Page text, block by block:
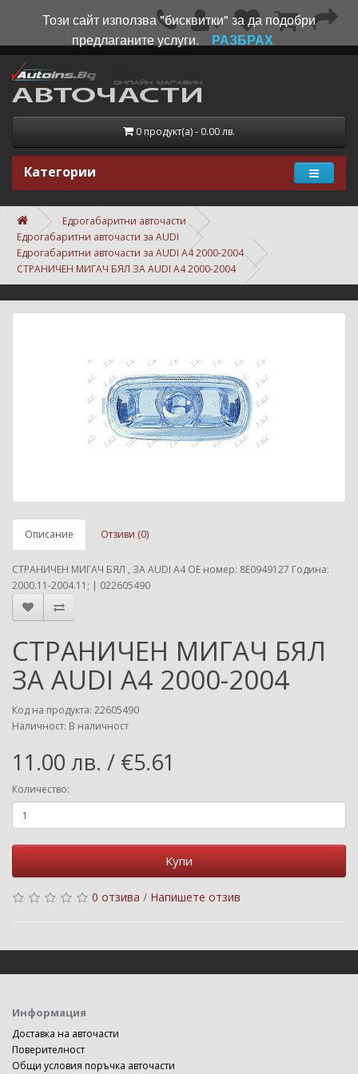
0 продукт(а) - 0.00 лв.
Категории
Едрогабаритни авточасти
Едрогабаритни авточасти за AUDI
Едрогабаритни авточасти за AUDI A4 2000-2004
СТРАНИЧЕН МИГАЧ БЯЛ ЗА AUDI A4 2000-2004
Описание Отзиви (0)
СТРАНИЧЕН МИГАЧ БЯЛ , ЗА AUDI A4 ОЕ номер: 8E0949127 Година:
2000.11-2004.11; | 022605490
СТРАНИЧЕН МИГАЧ БЯЛ
ЗА AUDI A4 2000-2004
Код на продукта: 22605490
Наличност: В наличност
11.00 лв. / €5.61
Количество:
Купи
0 отзива / Напишете отзив
Информация
Доставка на авточасти
Поверителност
Общи условия поръчка авточасти
Този сайт използва "бисквитки" за да подобри
предлаганите услуги.
РАЗБРАХ